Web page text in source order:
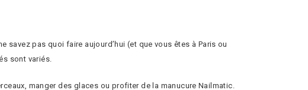
savez pas quoi faire aujourd’hui (et que vous êtes à Paris ou
sont variés.
manger des glaces ou profiter de la manucure Nailmatic.